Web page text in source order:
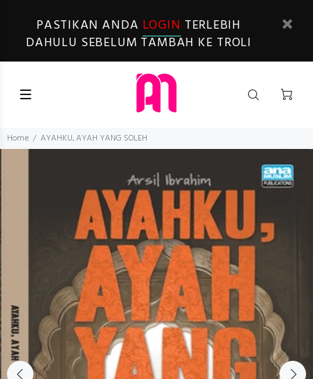
PASTIKAN ANDA LOGIN TERLEBIH
DAHULU SEBELUM TAMBAH KE TROLI
Home AYAHKU, AYAH YANG SOLEH